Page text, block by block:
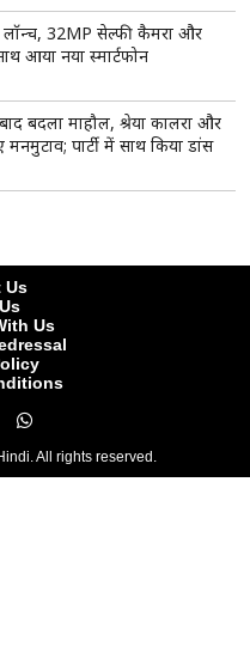
से मिलेंगे मोहन भागवत, नेतृत्व
चर्चा
बोलती पब्लिक' सितंबर से होगा
जनता की आवाज सीधे सुनेंगे
बड़ी छूट, Flipkart पर आधी कीमत
मौका
कोर्ट से अंतरिम जमानत नहीं, कहा-
कर सकते हैं आवेदन
से लाउडस्पीकर हटाने के निर्देश पर